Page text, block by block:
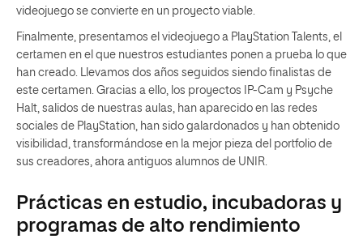
videojuego se convierte en un proyecto viable.
Finalmente, presentamos el videojuego a PlayStation Talents, el
certamen en el que nuestros estudiantes ponen a prueba lo que
han creado. Llevamos dos años seguidos siendo finalistas de
este certamen. Gracias a ello, los proyectos IP-Cam y Psyche
Halt, salidos de nuestras aulas, han aparecido en las redes
sociales de PlayStation, han sido galardonados y han obtenido
visibilidad, transformándose en la mejor pieza del portfolio de
sus creadores, ahora antiguos alumnos de UNIR.
Prácticas en estudio, incubadoras y
programas de alto rendimiento